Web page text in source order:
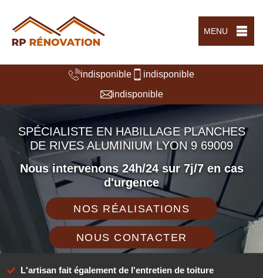
MENU
indisponible
indisponible
indisponible
SPÉCIALISTE EN HABILLAGE PLANCHES
DE RIVES ALUMINIUM LYON 9 69009
Nous intervenons 24h/24 sur 7j/7 en cas
d'urgence
NOS RÉALISATIONS
NOUS CONTACTER
L'artisan fait également de l'entretien de toiture